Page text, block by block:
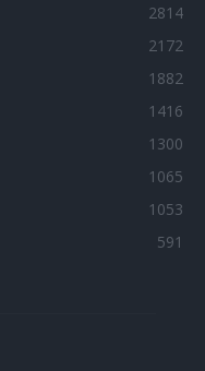
2814
2172
1882
1416
1300
1065
1053
591